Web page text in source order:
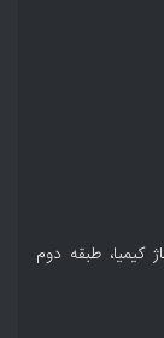
کیمیا، طبقه دوم